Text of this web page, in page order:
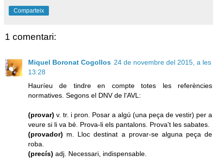
Comparteix
1 comentari:
Miquel Boronat Cogollos 24 de novembre del 2015, a les
13:28
Hauríeu de tindre en compte totes les referències
normatives. Segons el DNV de l'AVL:
(provar) v. tr. i pron. Posar a algú (una peça de vestir) per a
veure si li va bé. Prova-li els pantalons. Prova't les sabates.
(provador) m. Lloc destinat a provar-se alguna peça de
roba.
(precís) adj. Necessari, indispensable.